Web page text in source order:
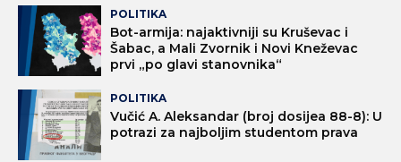
POLITIKA
Bot-armija: najaktivniji su Kruševac i
Šabac, a Mali Zvornik i Novi Kneževac
prvi „po glavi stanovnika“
POLITIKA
Vučić A. Aleksandar (broj dosijea 88-8): U
potrazi za najboljim studentom prava